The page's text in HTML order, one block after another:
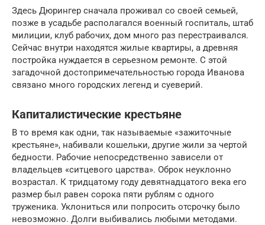
Здесь Дюрингер сначала проживал со своей семьей,
позже в усадьбе располагался военный госпиталь, штаб
милиции, клуб рабочих, дом много раз перестраивался.
Сейчас внутри находятся жилые квартиры, а древняя
постройка нуждается в серьезном ремонте. С этой
загадочной достопримечательностью города Иванова
связано много городских легенд и суеверий.
Капиталистические крестьяне
В то время как одни, так называемые «зажиточные
крестьяне», набивали кошельки, другие жили за чертой
бедности. Рабочие непосредственно зависели от
владельцев «ситцевого царства». Оброк неуклонно
возрастал. К тридцатому году девятнадцатого века его
размер был равен сорока пяти рублям с одного
труженика. Уклониться или попросить отсрочку было
невозможно. Долги выбивались любыми методами.